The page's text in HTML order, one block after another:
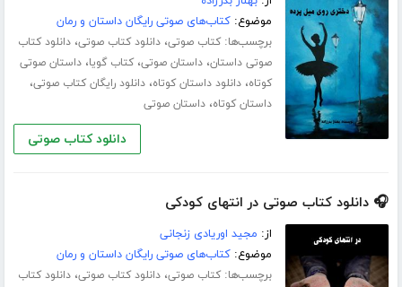
موضوع:کتاب‌های صوتی رایگان داستان و رمان
برچسب‌ها:کتاب صوتی،دانلود کتاب صوتی،دانلود کتاب
صوتی داستان،داستان صوتی،کتاب گویا،داستان صوتی
کوتاه،دانلود داستان کوتاه،دانلود رایگان کتاب صوتی،
داستان کوتاه،داستان صوتی
دانلود کتاب صوتی
🎧 دانلود کتاب صوتی در انتهای کودکی
از: مجید اوریادی زنجانی
موضوع:کتاب‌های صوتی رایگان داستان و رمان
برچسب‌ها:کتاب صوتی،دانلود کتاب صوتی،دانلود کتاب